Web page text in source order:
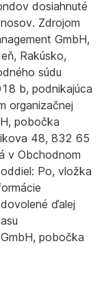
dosiahnuté
Zdrojom
GmbH,
Rakúsko,
súdu
b, podnikajúca
organizačnej
pobočka
48, 832 65
v Obchodnom
Po, vložka
ďalej
pobočka